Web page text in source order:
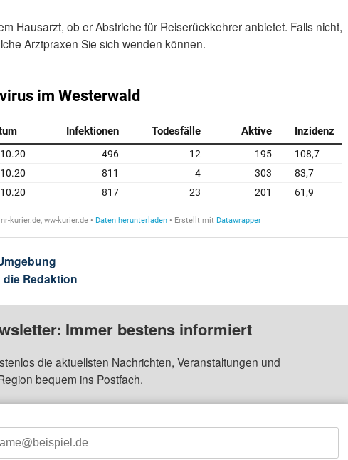
Hausarzt, ob er Abstriche für Reiserückkehrer anbietet. Falls nicht,
Arztpraxen Sie sich wenden können.
die Redaktion
Immer bestens informiert
die aktuellsten Nachrichten, Veranstaltungen und
bequem ins Postfach.